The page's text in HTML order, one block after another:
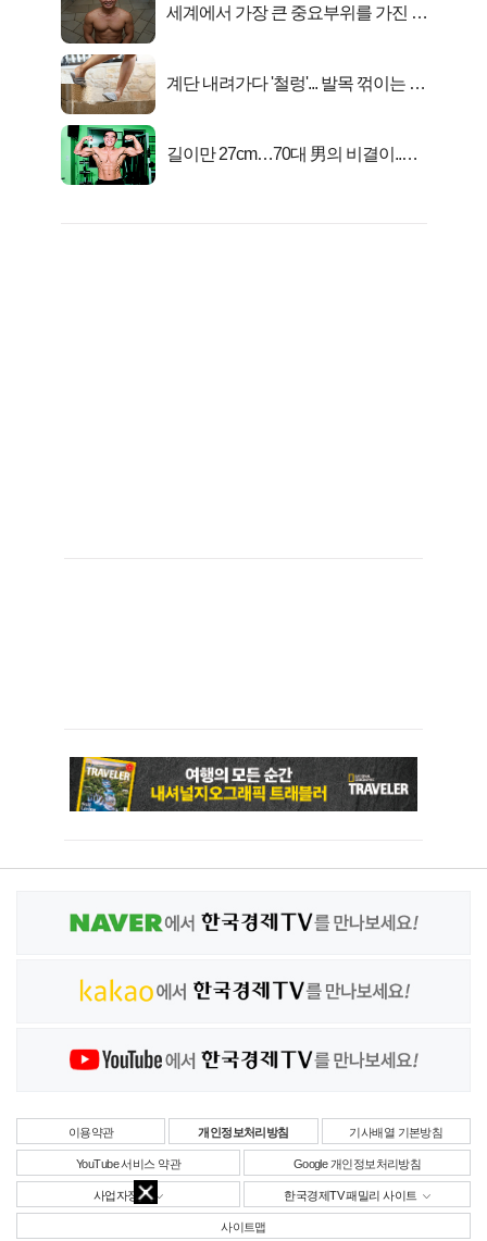
세계에서 가장 큰 중요부위를 가진 남
계단 내려가다 '철렁'... 발목 꺾이는 이
길이만 27cm…70대 男의 비결이..충
이용약관 개인정보처리방침 기사배열 기본방침
YouTube 서비스 약관 Google 개인정보처리방침
사업자정보 한국경제TV 패밀리 사이트
사이트맵